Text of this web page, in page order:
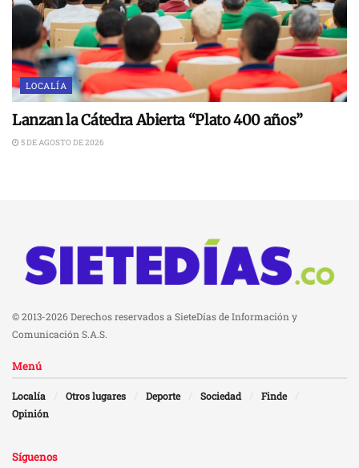
LOCALÍA
Lanzan la Cátedra Abierta “Plato 400 años”
5 DE AGOSTO DE 2026
© 2013-2026 Derechos reservados a SieteDías de Información y
Comunicación S.A.S.
Menú
Localía Otros lugares Deporte Sociedad
Finde
Opinión
Síguenos